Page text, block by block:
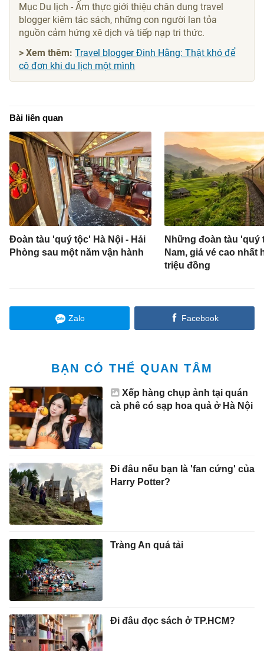
Mục Du lịch - Ẩm thực giới thiệu chân dung travel
blogger kiêm tác sách, những con người lan tỏa
nguồn cảm hứng xê dịch và tiếp nạp tri thức.
> Xem thêm:Travel blogger Đinh Hằng: Thật khó để
cô đơn khi du lịch một mình
Bài liên quan
Đoàn tàu 'quý tộc' Hà Nội - Hải
Phòng sau một năm vận hành
Những đoàn tàu 'quý
Nam, giá vé cao nhất
triệu đồng
Zalo Facebook
BẠN CÓ THỂ QUAN TÂM
Xếp hàng chụp ảnh tại quán
cà phê có sạp hoa quả ở Hà Nội
Đi đâu nếu bạn là 'fan cứng' của
Harry Potter?
Tràng An quá tải
Đi đâu đọc sách ở TP.HCM?